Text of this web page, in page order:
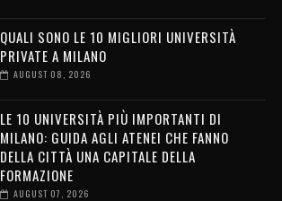
QUALI SONO LE 10 MIGLIORI UNIVERSITÀ
PRIVATE A MILANO
AUGUST 08, 2026
LE 10 UNIVERSITÀ PIÙ IMPORTANTI DI
MILANO: GUIDA AGLI ATENEI CHE FANNO
DELLA CITTÀ UNA CAPITALE DELLA
FORMAZIONE
AUGUST 07, 2026